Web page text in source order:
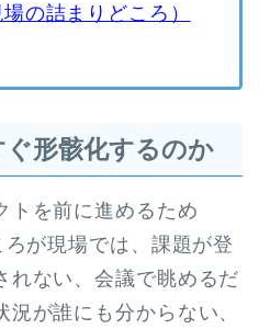
の詰まりどころ）
形骸化するのか
トを前に進めるため
が現場では、課題が登
れない、会議で眺めるだ
が誰にも分からない、